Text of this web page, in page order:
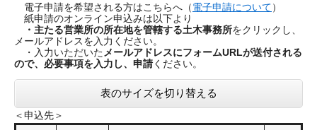
電子申請を希望される方はこちらへ（電子申請について）
紙申請のオンライン申込みは以下より
・ 主たる営業所の所在地を管轄する土木事務所をクリックし、
メールアドレスを入力ください。
・入力いただいた メールアドレスにフォームURLが送付される
ので、必要事項を入力し、申請ください。
表のサイズを切り替える
＜申込先＞